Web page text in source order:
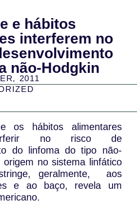
e hábitos
interferem no
não-Hodgkin
2011
os hábitos alimentares
no risco de
do linfoma do tipo não-
origem no sistema linfático
geralmente, aos
e ao baço, revela um